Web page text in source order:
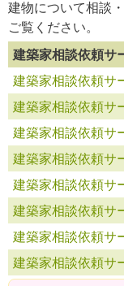
建物について相談
ご覧ください。
建築家相談依頼サ
建築家相談依頼サ
建築家相談依頼サ
建築家相談依頼サ
建築家相談依頼サ
建築家相談依頼サ
建築家相談依頼サ
建築家相談依頼サ
建築家相談依頼サ